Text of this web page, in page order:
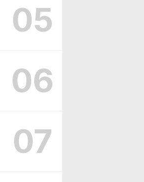
05
06
07